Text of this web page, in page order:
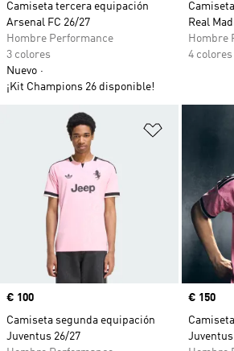
Camiseta tercera equipación
Arsenal FC 26/27
Hombre Performance
3 colores
Nuevo
¡Kit Champions 26 disponible!
Real
Hombre
4 colores
Añadir a la
Precio
€ 100
Camiseta segunda equipación
Juventus 26/27
Precio
€ 150